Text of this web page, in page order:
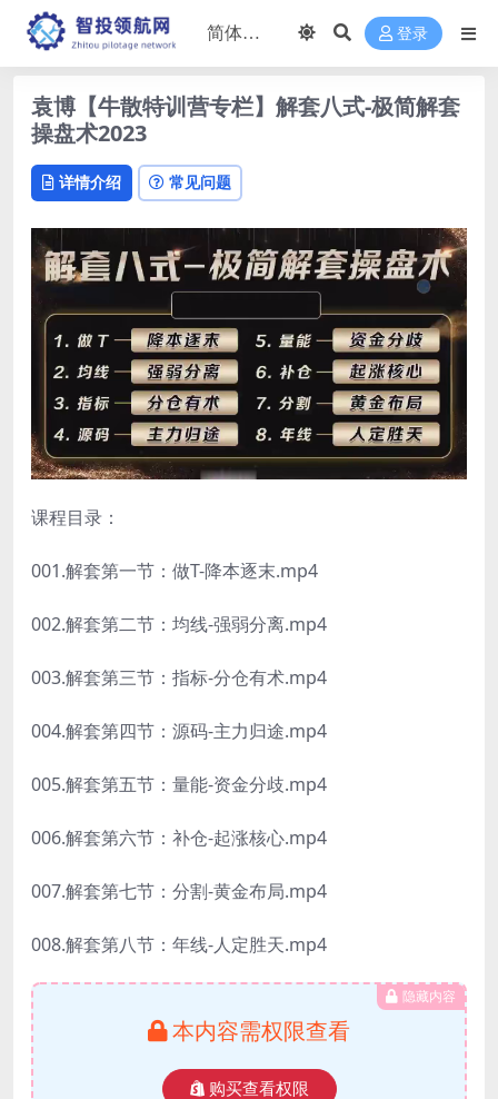
登录
袁博【牛散特训营专栏】解套八式-极简解套
操盘术2023
详情介绍 常见问题
课程目录：
001.解套第一节：做T-降本逐末.mp4
002.解套第二节：均线-强弱分离.mp4
003.解套第三节：指标-分仓有术.mp4
004.解套第四节：源码-主力归途.mp4
005.解套第五节：量能-资金分歧.mp4
006.解套第六节：补仓-起涨核心.mp4
007.解套第七节：分割-黄金布局.mp4
008.解套第八节：年线-人定胜天.mp4
隐藏内容
本内容需权限查看
购买查看权限